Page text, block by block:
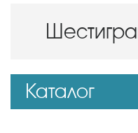
Каталог